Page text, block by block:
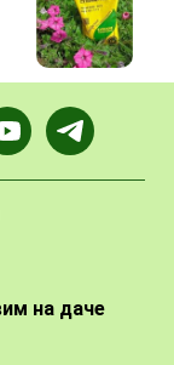
на даче